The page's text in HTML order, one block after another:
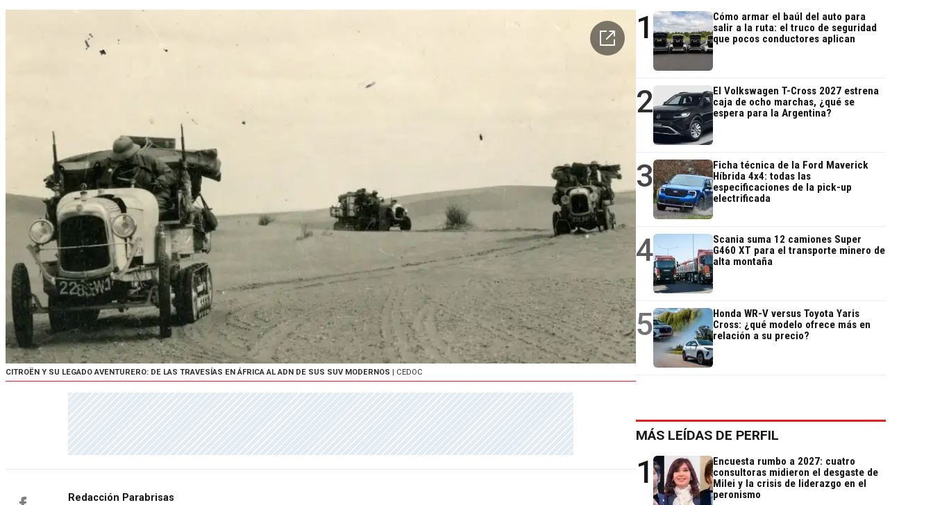
CITROËN Y SU LEGADO AVENTURERO: DE LAS TRAVESÍAS EN ÁFRICA AL ADN DE SUS SUV MODERNOS | CEDOC
Redacción Parabrisas
1
Cómo armar el baúl del auto para
salir a la ruta: el truco de seguridad
que pocos conductores aplican
2
El Volkswagen T-Cross 2027 estrena
caja de ocho marchas, ¿qué se
espera para la Argentina?
3
Ficha técnica de la Ford Maverick
Híbrida 4x4: todas las
especificaciones de la pick-up
electrificada
4
Scania suma 12 camiones Super
G460 XT para el transporte minero de
alta montaña
5
Honda WR-V versus Toyota Yaris
Cross: ¿qué modelo ofrece más en
relación a su precio?
MÁS LEÍDAS DE PERFIL
1
Encuesta rumbo a 2027: cuatro
consultoras midieron el desgaste de
Milei y la crisis de liderazgo en el
peronismo